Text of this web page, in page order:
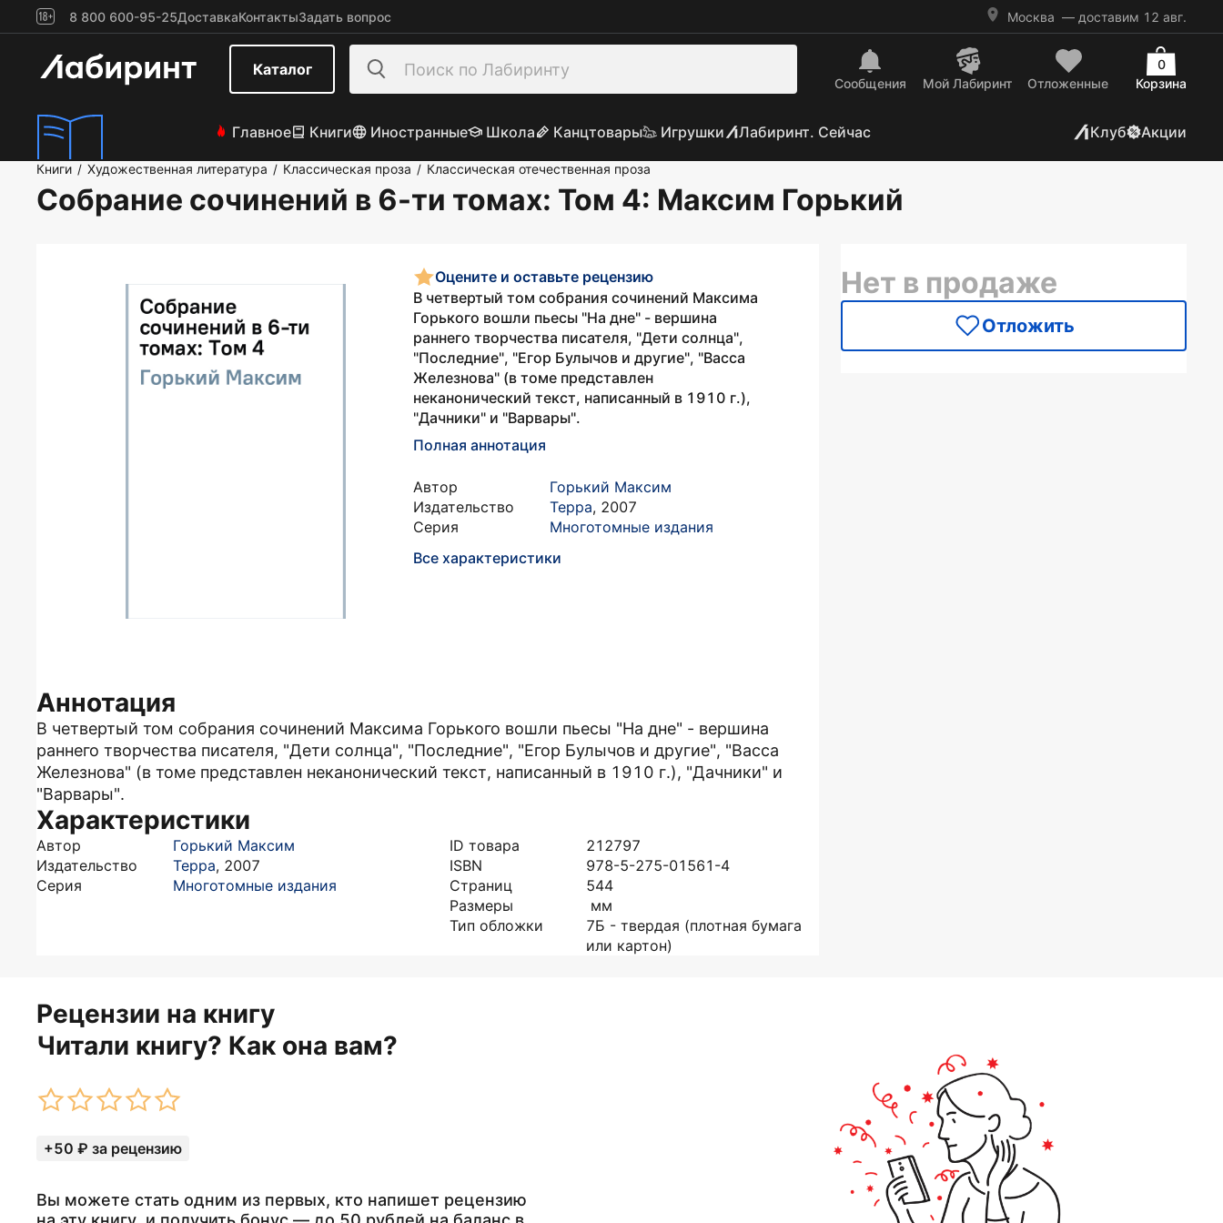
8 800 600-95-25ДоставкаКонтактыЗадать вопрос Москва — доставим 12 авг.
Каталог
Сообщения Mой Лабиринт Отложенные Корзина
0
Главное Книги Иностранные Школа Канцтовары Игрушки Лабиринт. Сейчас Клуб Акции
Книги / Художественная литература / Классическая проза / Классическая отечественная проза
Собрание сочинений в 6-ти томах: Том 4: Максим Горький
Оцените и оставьте рецензию
В четвертый том собрания сочинений Максима
Горького вошли пьесы "На дне" - вершина
раннего творчества писателя, "Дети солнца",
"Последние", "Егор Булычов и другие", "Васса
Железнова" (в томе представлен
неканонический текст, написанный в 1910 г.),
"Дачники" и "Варвары".
Полная аннотация
Автор
Горький Максим
Издательство
Терра, 2007
Серия
Многотомные издания
Все характеристики
Аннотация
В четвертый том собрания сочинений Максима Горького вошли пьесы "На дне" - вершина
раннего творчества писателя, "Дети солнца", "Последние", "Егор Булычов и другие", "Васса
Железнова" (в томе представлен неканонический текст, написанный в 1910 г.), "Дачники" и
"Варвары".
Характеристики
Автор
Горький Максим
Издательство
Терра, 2007
Серия
Многотомные издания
ID товара
212797
ISBN
978-5-275-01561-4
Страниц
544
Размеры
мм
Тип обложки
7Б - твердая (плотная бумага
или картон)
Нет в продаже
Отложить
Рецензии на книгу
Читали книгу? Как она вам?
+50 ₽ за рецензию
Вы можете стать одним из первых, кто напишет рецензию